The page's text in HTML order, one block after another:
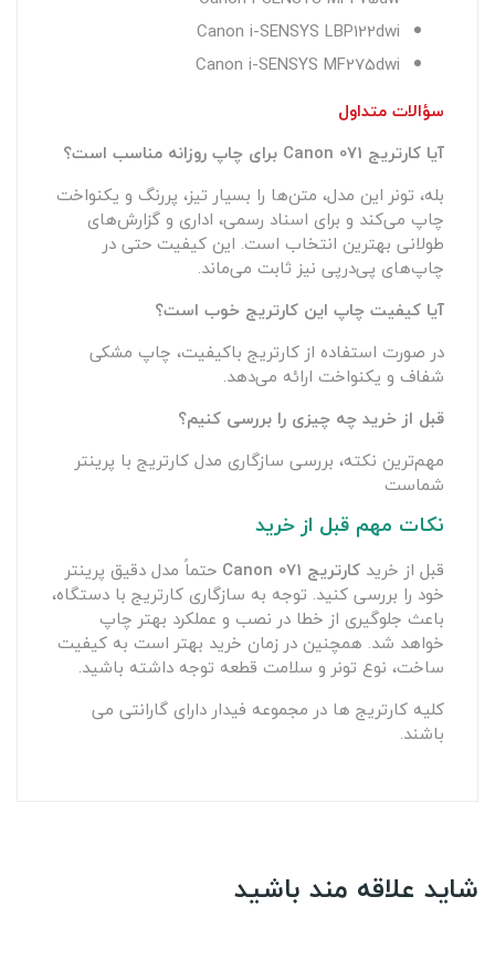
Canon i-SENSYS LBP122dwi
Canon i-SENSYS MF275dwi
سؤالات متداول
آیا کارتریج Canon 071 برای چاپ روزانه مناسب است؟
بله، تونر این مدل، متن‌ها را بسیار تیز، پررنگ و یکنواخت
چاپ می‌کند و برای اسناد رسمی، اداری و گزارش‌های
طولانی بهترین انتخاب است. این کیفیت حتی در
چاپ‌های پی‌درپی نیز ثابت می‌ماند.
آیا کیفیت چاپ این کارتریج خوب است؟
در صورت استفاده از کارتریج باکیفیت، چاپ مشکی
شفاف و یکنواخت ارائه می‌دهد.
قبل از خرید چه چیزی را بررسی کنیم؟
مهم‌ترین نکته، بررسی سازگاری مدل کارتریج با پرینتر
شماست
نکات مهم قبل از خرید
قبل از خرید کارتریج Canon 071
حتماً مدل دقیق پرینتر
خود را بررسی کنید. توجه به سازگاری کارتریج با دستگاه،
باعث جلوگیری از خطا در نصب و عملکرد بهتر چاپ
خواهد شد. همچنین در زمان خرید بهتر است به کیفیت
ساخت، نوع تونر و سلامت قطعه توجه داشته باشید.
کلیه کارتریج ها در مجموعه فیدار دارای گارانتی می
باشند.
شاید علاقه مند باشید